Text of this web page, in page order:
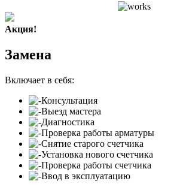
Акция!
Замена
Включает в себя:
Консультация
Выезд мастера
Диагностика
Проверка работы арматуры
Снятие старого счетчика
Установка нового счетчика
Проверка работы счетчика
Ввод в эксплуатацию